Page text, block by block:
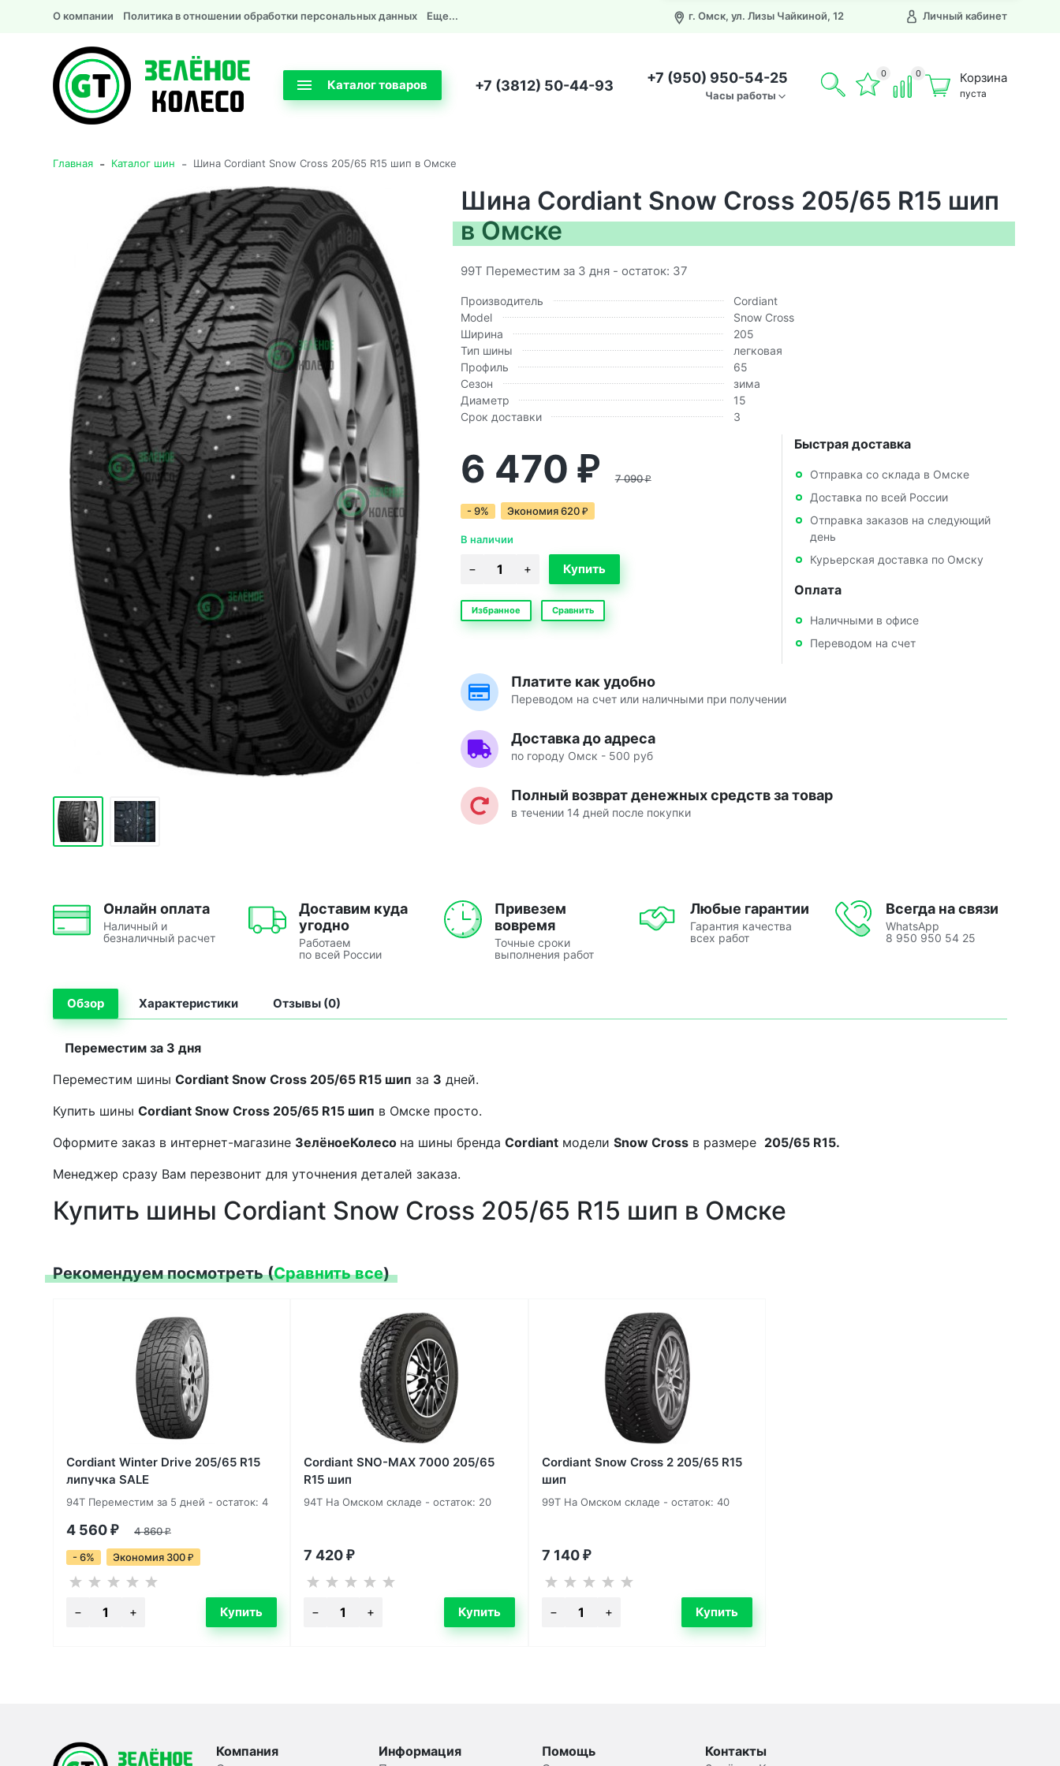
О компании Политика в отношении обработки персональных данных Еще... г. Омск, ул. Лизы Чайкиной, 12 Личный кабинет
Каталог товаров +7 (3812) 50-44-93 +7 (950) 950-54-25
Часы работы
0 0 Корзина
пуста
Главная - Каталог шин - Шина Cordiant Snow Cross 205/65 R15 шип в Омске
Шина Cordiant Snow Cross 205/65 R15 шип
в Омске
99T Переместим за 3 дня - остаток: 37
Производитель
Cordiant
Model
Snow Cross
Ширина
205
Тип шины
легковая
Профиль
65
Сезон
зима
Диаметр
15
Срок доставки
3
6 470 ₽ 7 090₽
- 9% Экономия620 ₽
В наличии
Избранное Сравнить
Быстрая доставка
Отправка со склада в Омске
Доставка по всей России
Отправка заказов на следующий
день
Курьерская доставка по Омску
Оплата
Наличными в офисе
Переводом на счет
Платите как удобно
Переводом на счет или наличными при получении
Доставка до адреса
по городу Омск - 500 руб
Полный возврат денежных средств за товар
в течении 14 дней после покупки
Онлайн оплата
Наличный и
безналичный расчет
Доставим куда
угодно
Работаем
по всей России
Привезем
вовремя
Точные сроки
выполнения работ
Любые гарантии
Гарантия качества
всех работ
Всегда на связи
WhatsApp
8 950 950 54 25
Обзор Характеристики Отзывы (0)
Переместим за 3 дня
Переместим шины Cordiant Snow Cross 205/65 R15 шип за 3 дней.
Купить шины Cordiant Snow Cross 205/65 R15 шип в Омске просто.
Оформите заказ в интернет-магазине ЗелёноеКолесо на шины бренда Cordiant модели Snow Cross в размере 205/65 R15.
Менеджер сразу Вам перезвонит для уточнения деталей заказа.
Купить шины Cordiant Snow Cross 205/65 R15 шип в Омске
Рекомендуем посмотреть (Сравнить все)
Cordiant Winter Drive 205/65 R15
липучка SALE
94T Переместим за 5 дней - остаток: 4
4 560 ₽ 4 860₽
- 6% Экономия 300 ₽
Cordiant SNO-MAX 7000 205/65
R15 шип
94T На Омском складе - остаток: 20
7 420₽
Cordiant Snow Cross 2 205/65 R15
шип
99T На Омском складе - остаток: 40
7 140 ₽
Компания Информация Помощь Контакты